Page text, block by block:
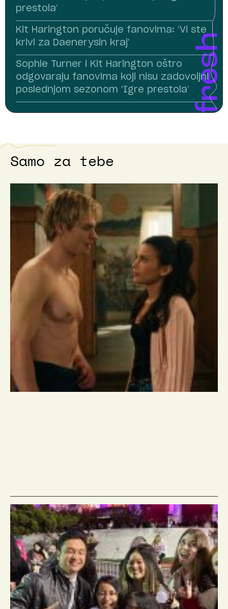
prestola’
Kit Harington poručuje fanovima: ‘Vi ste
krivi za Daenerysin kraj’
Sophie Turner i Kit Harington oštro
odgovaraju fanovima koji nisu zadovoljni
poslednjom sezonom ‘Igre prestola’
Samo za tebe